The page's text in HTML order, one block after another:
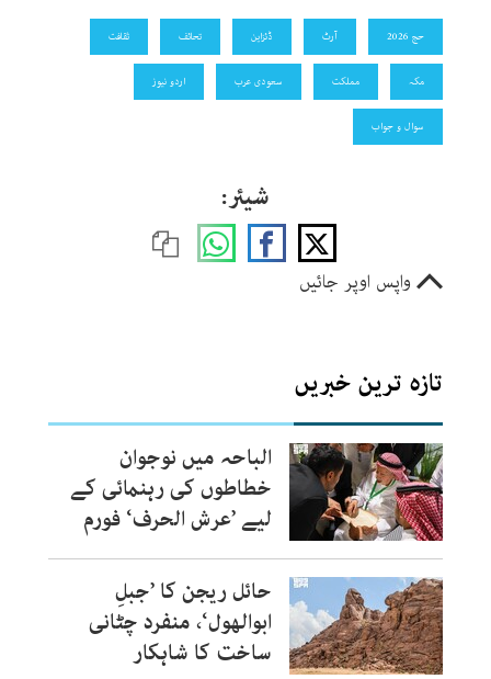
حج 2026 آرٹ ڈئزاین تحائف ثقافت
مکہ مملکت سعودی عرب اردو نیوز
سوال و جواب
شیئر:
واپس اوپر جائیں
تازہ ترین خبریں
الباحہ میں نوجوان
خطاطوں کی رہنمائی کے
لیے ’عرش الحرف‘ فورم
حائل ریجن کا ’جبلِ
ابوالھول‘، منفرد چٹانی
ساخت کا شاہکار